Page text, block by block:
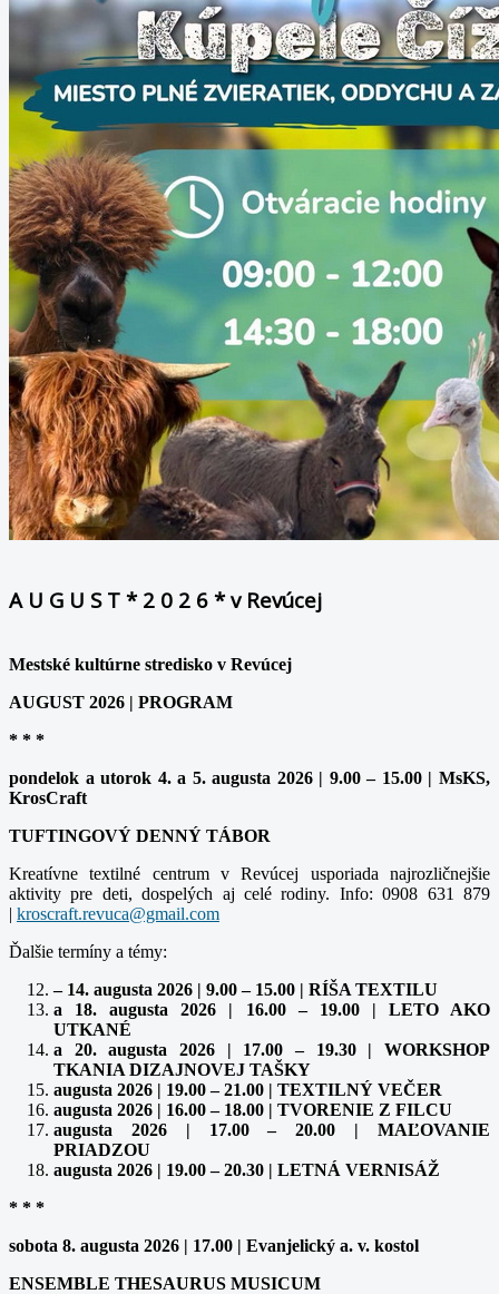
A U G U S T * 2 0 2 6 * v Revúcej
Mestské kultúrne stredisko v Revúcej
AUGUST 2026 | PROGRAM
* * *
pondelok a utorok 4. a 5. augusta 2026 | 9.00 – 15.00 | MsKS,
KrosCraft
TUFTINGOVÝ DENNÝ TÁBOR
Kreatívne textilné centrum v Revúcej usporiada najrozličnejšie
aktivity pre deti, dospelých aj celé rodiny. Info: 0908 631 879
| kroscraft.revuca@gmail.com
Ďalšie termíny a témy:
– 14. augusta 2026 | 9.00 – 15.00 | RÍŠA TEXTILU
a 18. augusta 2026 | 16.00 – 19.00 | LETO AKO
UTKANÉ
a 20. augusta 2026 | 17.00 – 19.30 | WORKSHOP
TKANIA DIZAJNOVEJ TAŠKY
augusta 2026 | 19.00 – 21.00 | TEXTILNÝ VEČER
augusta 2026 | 16.00 – 18.00 | TVORENIE Z FILCU
augusta 2026 | 17.00 – 20.00 | MAĽOVANIE
PRIADZOU
augusta 2026 | 19.00 – 20.30 | LETNÁ VERNISÁŽ
* * *
sobota 8. augusta 2026 | 17.00 | Evanjelický a. v. kostol
ENSEMBLE THESAURUS MUSICUM